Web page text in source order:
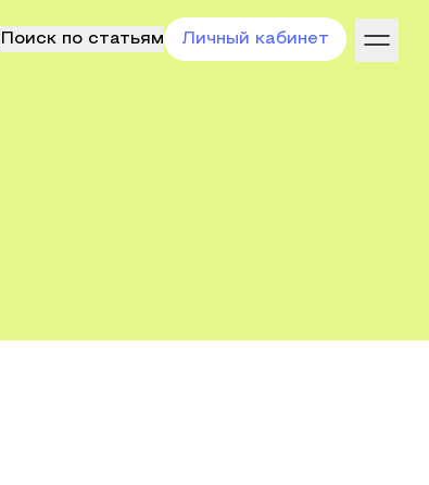
Поиск по статьям Личный кабинет